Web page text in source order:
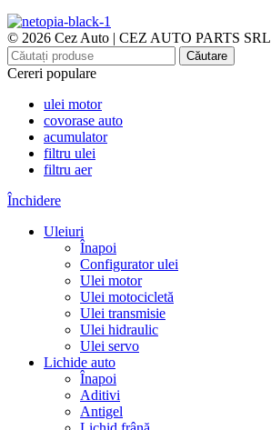
© 2026 Cez Auto | CEZ AUTO PARTS SRL
Căutare
Cereri populare
ulei motor
covorase auto
acumulator
filtru ulei
filtru aer
Închidere
Uleiuri
Înapoi
Configurator ulei
Ulei motor
Ulei motocicletă
Ulei transmisie
Ulei hidraulic
Ulei servo
Lichide auto
Înapoi
Aditivi
Antigel